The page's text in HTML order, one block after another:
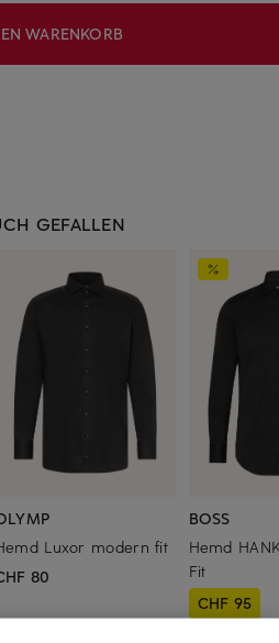
WARENKORB
GEFALLEN
Luxor modern fit
80
BOSS
Hemd
Fit
CHF 95